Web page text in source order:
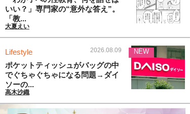
いい？」専門家の“意外な答え”。
「教...
大夏えい
Lifestyle 2026.08.09
ポケットティッシュがバッグの中
でぐちゃぐちゃになる問題→ダイ
ソーの...
高木沙織
NEW